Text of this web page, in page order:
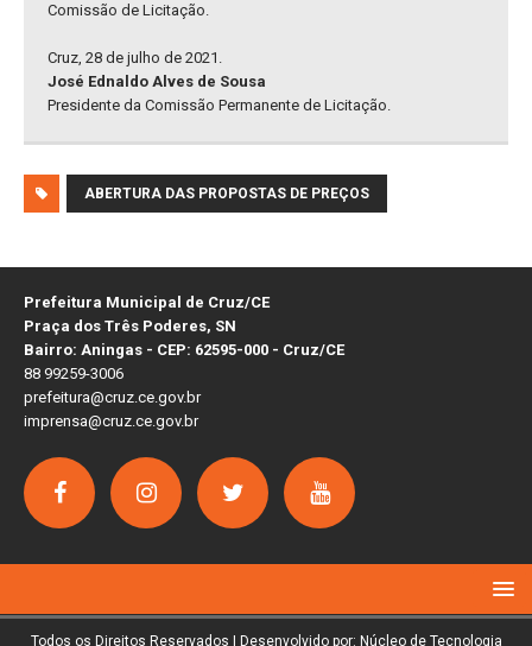
Comissão de Licitação.
Cruz, 28 de julho de 2021.
José Ednaldo Alves de Sousa
Presidente da Comissão Permanente de Licitação.
ABERTURA DAS PROPOSTAS DE PREÇOS
Prefeitura Municipal de Cruz/CE
Praça dos Três Poderes, SN
Bairro: Aningas - CEP: 62595-000 - Cruz/CE
88 99259-3006
prefeitura@cruz.ce.gov.br
imprensa@cruz.ce.gov.br
Todos os Direitos Reservados | Desenvolvido por: Núcleo de Tecnologia